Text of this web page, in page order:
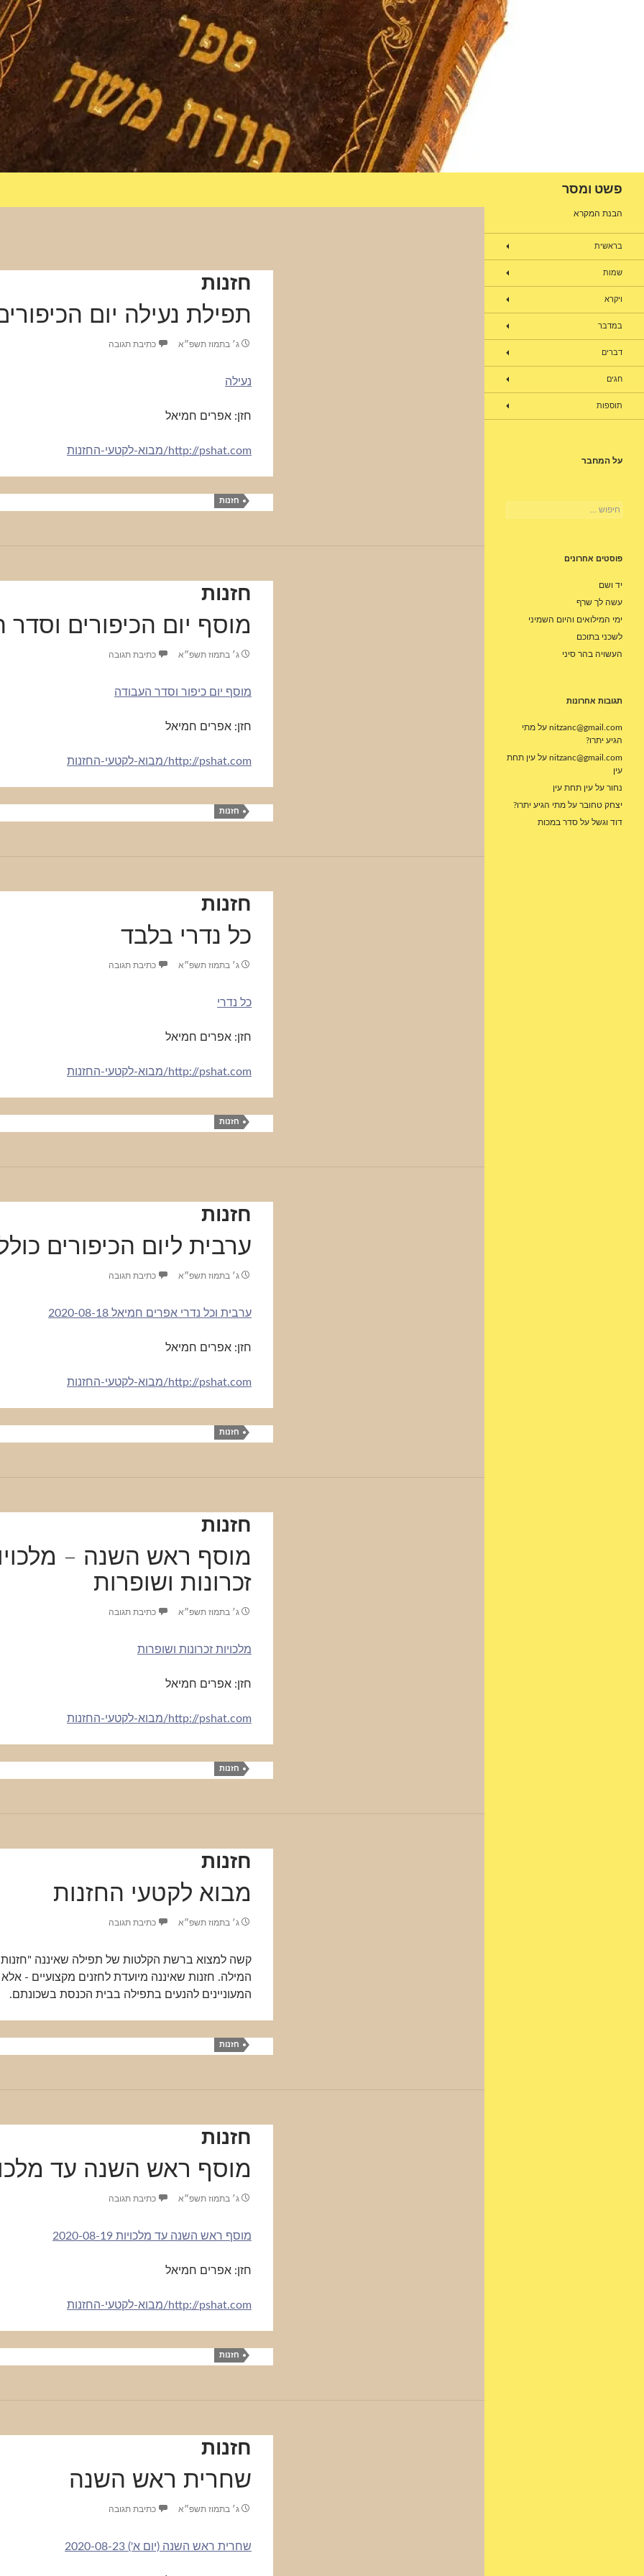
פשט ומסר
חזנות
תפילת נעילה יום
ג׳ בתמוז תשפ״א כתיבת תגובה
נעילה
חזן: אפרים חמיאל
http://pshat.com/מבוא-לקטעי-החזנות
חזנות
חזנות
מוסף יום הכיפורים וסדר
ג׳ בתמוז תשפ״א כתיבת תגובה
מוסף יום כיפור וסדר העבודה
חזן: אפרים חמיאל
http://pshat.com/מבוא-לקטעי-החזנות
חזנות
חזנות
כל נדרי בלבד
ג׳ בתמוז תשפ״א כתיבת תגובה
כל נדרי
חזן: אפרים חמיאל
http://pshat.com/מבוא-לקטעי-החזנות
חזנות
חזנות
ערבית ליום הכיפורים
ג׳ בתמוז תשפ״א כתיבת תגובה
ערבית וכל נדרי אפרים חמיאל 2020-08-18
חזן: אפרים חמיאל
http://pshat.com/מבוא-לקטעי-החזנות
חזנות
חזנות
מוסף ראש השנה –
זכרונות ושופרות
ג׳ בתמוז תשפ״א כתיבת תגובה
מלכויות זכרונות ושופרות
חזן: אפרים חמיאל
http://pshat.com/מבוא-לקטעי-החזנות
חזנות
חזנות
מבוא לקטעי החזנות
ג׳ בתמוז תשפ״א כתיבת תגובה
קשה למצוא ברשת הקלטות של תפילה שאיננה
המילה. חזנות שאיננה מיועדת לחזנים מקצועיים -
המעוניינים להנעים בתפילה בבית הכנסת בשכונתם.
חזנות
חזנות
מוסף ראש השנה עד
ג׳ בתמוז תשפ״א כתיבת תגובה
מוסף ראש השנה עד מלכויות 2020-08-19
חזן: אפרים חמיאל
http://pshat.com/מבוא-לקטעי-החזנות
חזנות
חזנות
שחרית ראש השנה
ג׳ בתמוז תשפ״א כתיבת תגובה
שחרית ראש השנה (יום א') 2020-08-23
הבנת המקרא
בראשית
שמות
ויקרא
במדבר
דברים
חגים
תוספות
על המחבר
חיפוש:
פוסטים אחרונים
יד ושם
עשה לך שרף
ימי המילואים והיום השמיני
לשכני בתוכם
העשויה בהר סיני
תגובות אחרונות
nitzanc@gmail.com על מתי
הגיע יתרו?
nitzanc@gmail.com על עין תחת
עין
נחור על עין תחת עין
יצחק טחובר על מתי הגיע יתרו?
דוד וגשל על סדר במכות